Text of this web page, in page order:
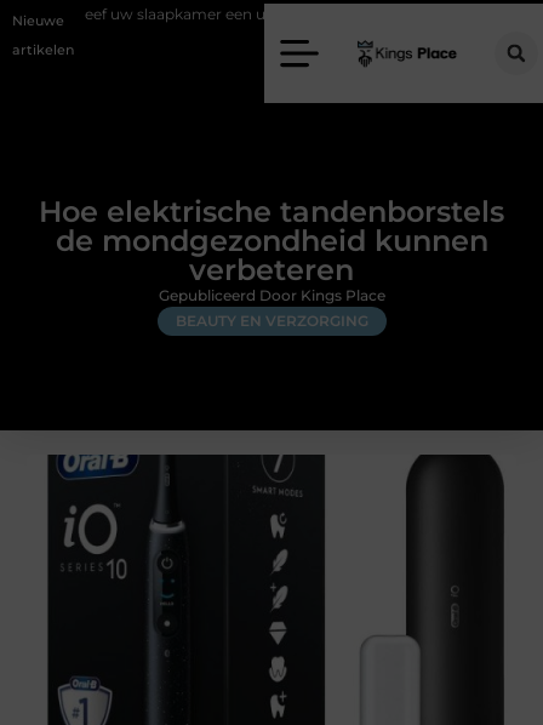
Nieuwe
artikelen
een upgrade met interieuradvies Zwolle
Hoe elektrische tandenborstels
de mondgezondheid kunnen
verbeteren
BEAUTY EN VERZORGING
Gepubliceerd Door Kings Place